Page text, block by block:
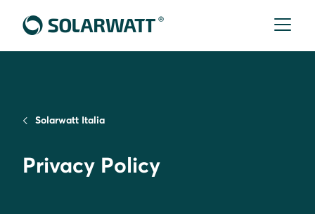
Solarwatt Italia
Privacy Policy